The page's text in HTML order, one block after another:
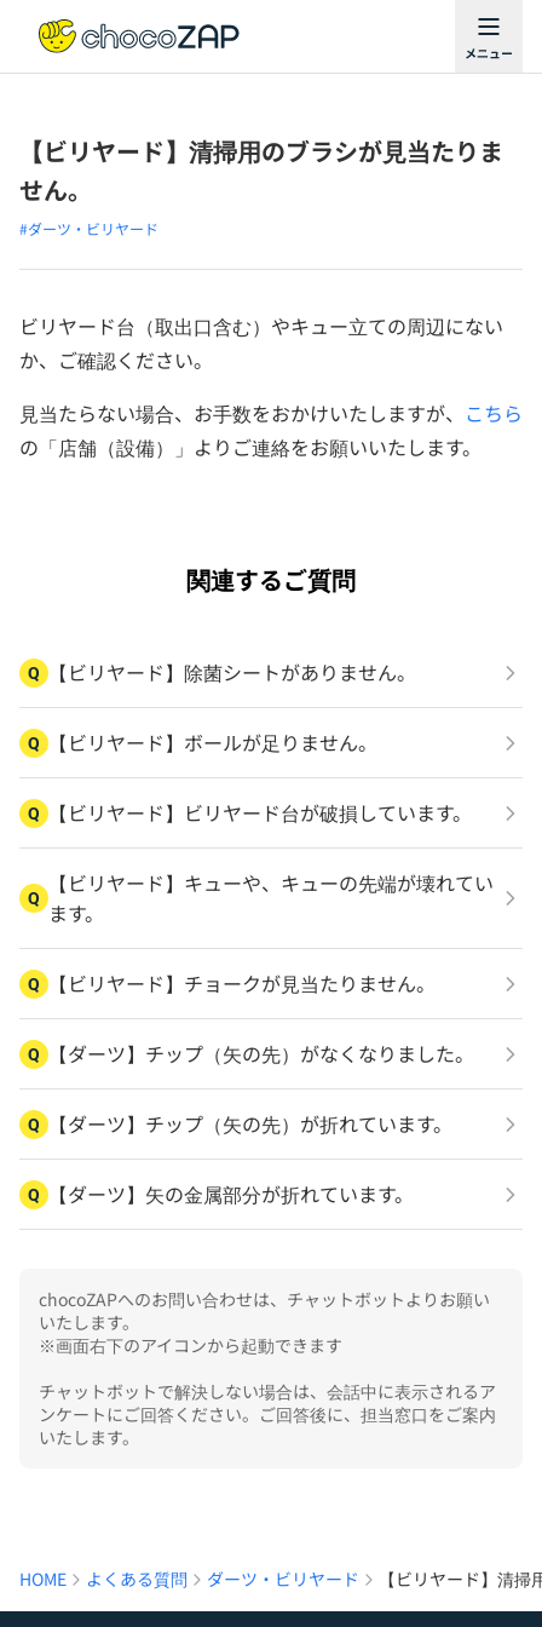
【ビリヤード】清掃用のブラシが見当たりま
せん。
#ダーツ・ビリヤード
ビリヤード台（取出口含む）やキュー立ての周辺にない
か、ご確認ください。
見当たらない場合、お手数をおかけいたしますが、 こちら
の「店舗（設備）」よりご連絡をお願いいたします。
関連するご質問
Q 【ビリヤード】除菌シートがありません。
Q 【ビリヤード】ボールが足りません。
Q 【ビリヤード】ビリヤード台が破損しています。
Q
【ビリヤード】キューや、キューの先端が壊れてい
ます。
Q 【ビリヤード】チョークが見当たりません。
Q 【ダーツ】チップ（矢の先）がなくなりました。
Q 【ダーツ】チップ（矢の先）が折れています。
Q 【ダーツ】矢の金属部分が折れています。
chocoZAPへのお問い合わせは、チャットボットよりお願い
いたします。
※画面右下のアイコンから起動できます
チャットボットで解決しない場合は、会話中に表示されるア
ンケートにご回答ください。ご回答後に、担当窓口をご案内
いたします。
HOME よくある質問 ダーツ・ビリヤード 【ビリヤード】清